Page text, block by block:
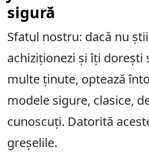
sigură
Sfatul nostru: dacă nu
achiziționezi și îți dorești
multe ținute, optează
modele sigure, clasice,
cunoscuți. Datorită
greșelile.